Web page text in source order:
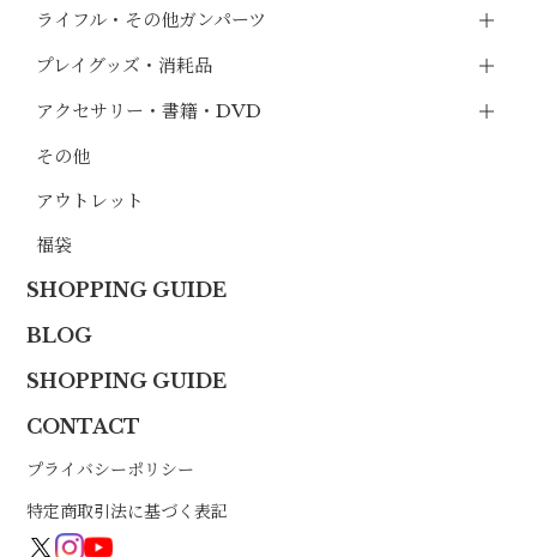
ライフル・その他ガンパーツ
プレイグッズ・消耗品
アクセサリー・書籍・DVD
その他
アウトレット
福袋
SHOPPING GUIDE
BLOG
SHOPPING GUIDE
CONTACT
プライバシーポリシー
特定商取引法に基づく表記